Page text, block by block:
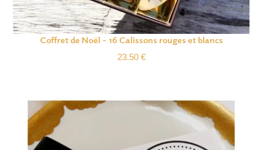
Coffret de Noël – 16 Calissons rouges et blancs
23.50 €